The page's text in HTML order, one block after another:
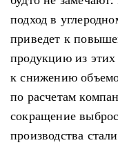
подход в
приведет к
продукцию из этих
к снижению
по расчетам
сокращение
производства